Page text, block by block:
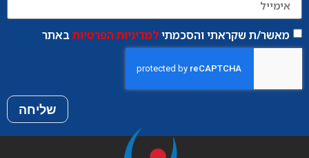
מאשר/ת שקראתי והסכמתילמדיניות הפרטיותבאתר
שליחה